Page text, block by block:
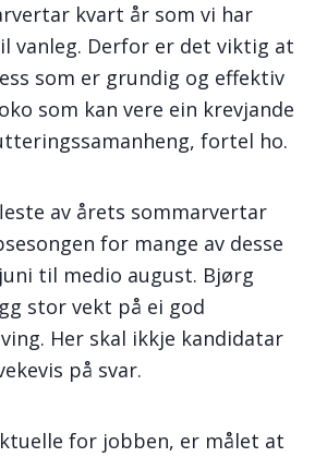
kvart år som vi har
vanleg. Derfor er det viktig at
som er grundig og effektiv
som kan vere ein krevjande
fortel ho.
av årets sommarvertar
for mange av desse
til medio august. Bjørg
stor vekt på ei god
Her skal ikkje kandidatar
på svar.
for jobben, er målet at